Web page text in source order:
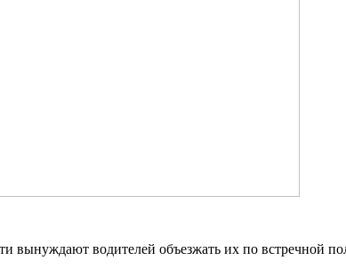
вынуждают водителей объезжать их по встречной